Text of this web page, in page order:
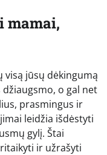
mamai,
visą jūsų dėkingumą
o gal net
prasmingus ir
leidžia išdėstyti
gylį. Štai
ir užrašyti